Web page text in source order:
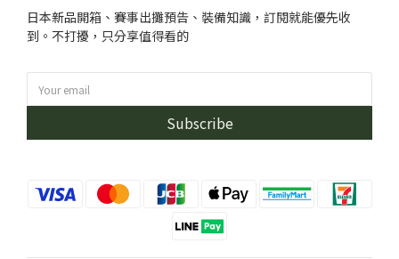
日本新品開箱、賽事出攤預告、裝備知識，訂閱就能優先收
到。不打擾，只分享值得看的
Subscribe